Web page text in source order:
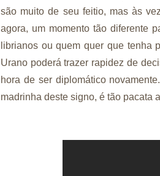
são muito de seu feitio, mas às
agora, um momento tão diferente
librianos ou quem quer que tenha
Urano poderá trazer rapidez de
hora de ser diplomático
madrinha deste signo, é tão pacata